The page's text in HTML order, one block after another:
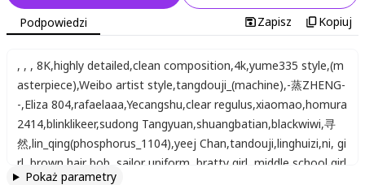
Podpowiedzi Zapisz Kopiuj
, , , 8K,highly detailed,clean composition,4k,yume335 style,(m
asterpiece),Weibo artist style,tangdouji_(machine),-蒸ZHENG-
-,Eliza 804,rafaelaaa,Yecangshu,clear regulus,xiaomao,homura
2414,blinklikeer,sudong Tangyuan,shuangbatian,blackwiwi,寻
然,lin_qing(phosphorus_1104),yeej Chan,tandouji,linghuizi,ni, gi
rl brown hair bob sailor uniform bratty girl middle school girl
Pokaż parametry